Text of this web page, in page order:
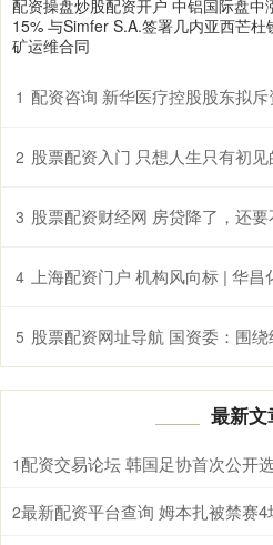
配资操盘炒股配资开户 中铝国际盘中
15% 与Simfer S.A.签署几内亚西芒杜
矿运维合同
1 配资咨询 新华医疗控股股东拟
2 股票配资入门 只想人生只有初
3 股票配资财经网 房贷降了，还要不要提前
4 上海配资门户 机构风向标 | 华昌化工(002274)2024年四季
5 股票配资网址导航 国资委：围绕经济社会发展重点领域和关键
最新文
1配资交易论坛 韩国足协首次公开
2